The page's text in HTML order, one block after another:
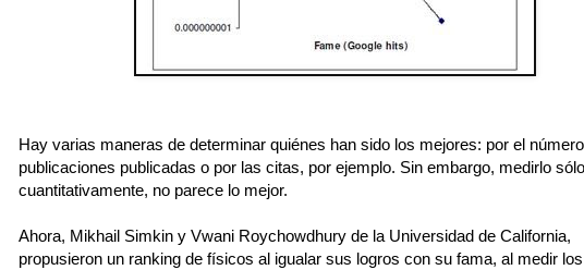
Hay varias maneras de determinar quiénes han sido los mejores: por el
publicaciones publicadas o por las citas, por ejemplo. Sin embargo, medirlo sólo
cuantitativamente, no parece lo mejor.
Ahora, Mikhail Simkin y Vwani Roychowdhury de la Universidad de California,
propusieron un ranking de físicos al igualar sus logros con su fama, al medir